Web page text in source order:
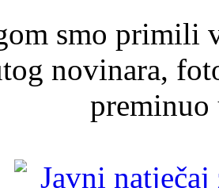
smo primili
novinara,